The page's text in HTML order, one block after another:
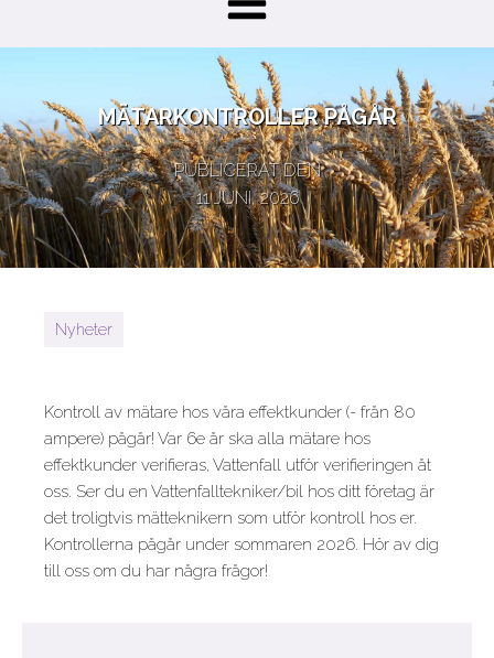
MÄTARKONTROLLER PÅGÅR
PUBLICERAT DEN
11 JUNI, 2026
Nyheter
Kontroll av mätare hos våra effektkunder (- från 80
ampere) pågår! Var 6e år ska alla mätare hos
effektkunder verifieras, Vattenfall utför verifieringen åt
oss. Ser du en Vattenfalltekniker/bil hos ditt företag är
det troligtvis mätteknikern som utför kontroll hos er.
Kontrollerna pågår under sommaren 2026. Hör av dig
till oss om du har några frågor!